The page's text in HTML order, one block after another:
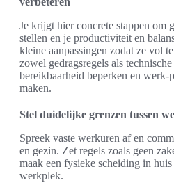
Je krijgt hier concrete stappen om
stellen en je productiviteit en
kleine aanpassingen zodat ze vol
zowel gedragsregels als
bereikbaarheid beperken en
maken.
Stel duidelijke grenzen tussen
Spreek vaste werkuren af en
en gezin. Zet regels zoals geen
maak een fysieke scheiding in
werkplek.